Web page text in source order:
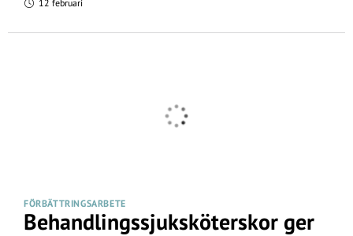
12 februari
FÖRBÄTTRINGSARBETE
Behandlingssjuksköterskor ger